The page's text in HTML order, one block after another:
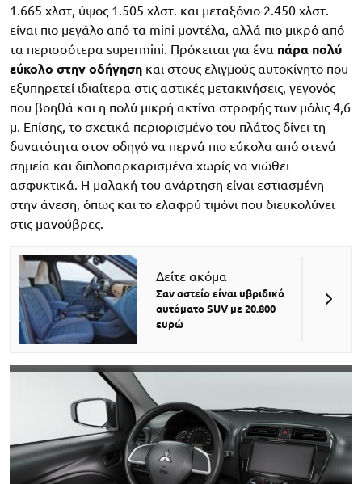
1.665 χλστ, ύψος 1.505 χλστ. και μεταξόνιο 2.450 χλστ.
είναι πιο μεγάλο από τα mini μοντέλα, αλλά πιο μικρό από
τα περισσότερα supermini. Πρόκειται για ένα πάρα πολύ
εύκολο στην οδήγηση και στους ελιγμούς αυτοκίνητο που
εξυπηρετεί ιδιαίτερα στις αστικές μετακινήσεις, γεγονός
που βοηθά και η πολύ μικρή ακτίνα στροφής των μόλις 4,6
μ. Επίσης, το σχετικά περιορισμένο του πλάτος δίνει τη
δυνατότητα στον οδηγό να περνά πιο εύκολα από στενά
σημεία και διπλοπαρκαρισμένα χωρίς να νιώθει
ασφυκτικά. Η μαλακή του ανάρτηση είναι εστιασμένη
στην άνεση, όπως και το ελαφρύ τιμόνι που διευκολύνει
στις μανούβρες.
Δείτε ακόμα
Σαν αστείο είναι υβριδικό
αυτόματο SUV με 20.800
ευρώ